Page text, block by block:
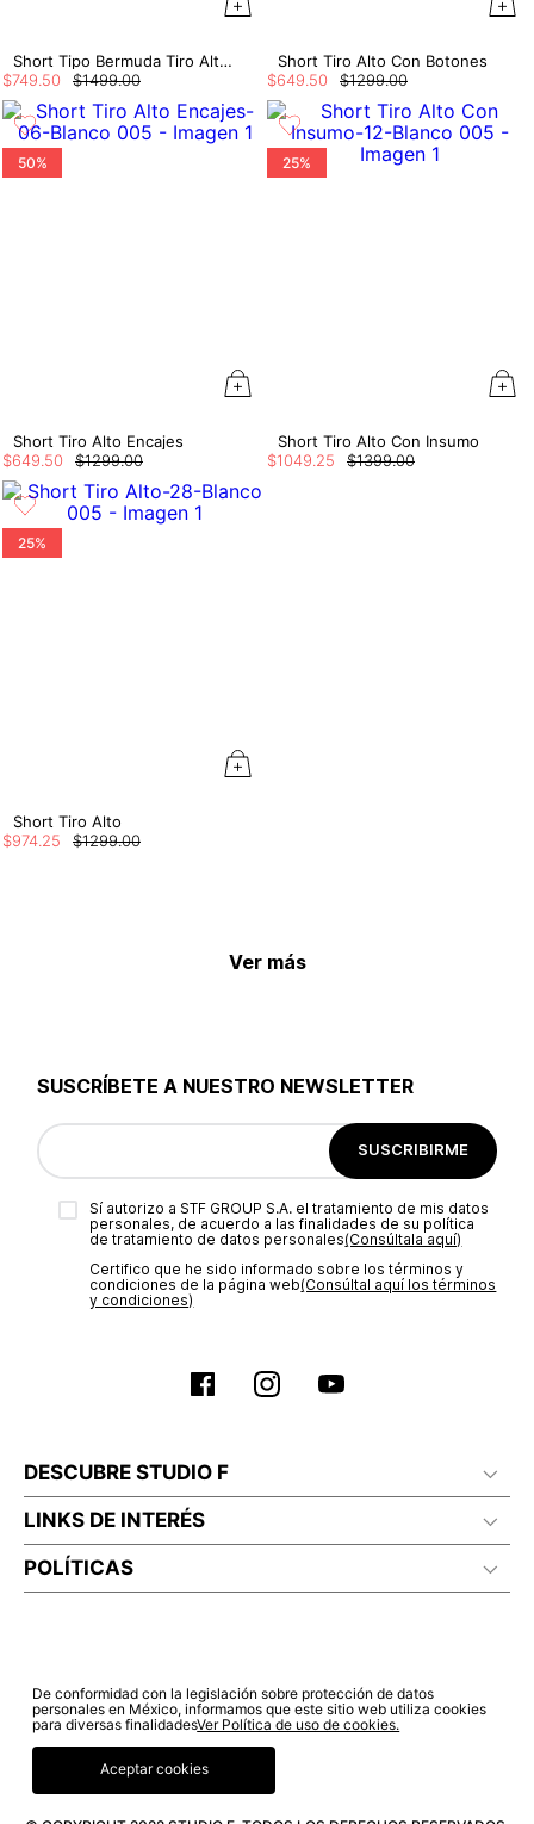
Short Tipo Bermuda Tiro Alto Con Cinturo
$1499.00
$749.50
Short Tiro Alto Con Botones
$1299.00
$649.50
50%
Short Tiro Alto Encajes
$1299.00
$649 50
25%
Short Tiro Alto Con Insumo
$1399.00
$1049 25
25%
Short Tiro Alto
$1299.00
$974 25
Ver más
SUSCRÍBETE A NUESTRO NEWSLETTER
SUSCRIBIRME
Sí autorizo a STF GROUP S.A. el tratamiento de mis datos
personales, de acuerdo a las finalidades de su política
de tratamiento de datos personales‎(Consúltala aquí)
Certifico que he sido informado sobre los términos y
condiciones de la página web‎(Consúltal aquí los términos
y condiciones)
DESCUBRE STUDIO F
LINKS DE INTERÉS
POLÍTICAS
De conformidad con la legislación sobre protección de datos
personales en México, informamos que este sitio web utiliza cookies
para diversas finalidadesVer Política de uso de cookies.
Aceptar cookies